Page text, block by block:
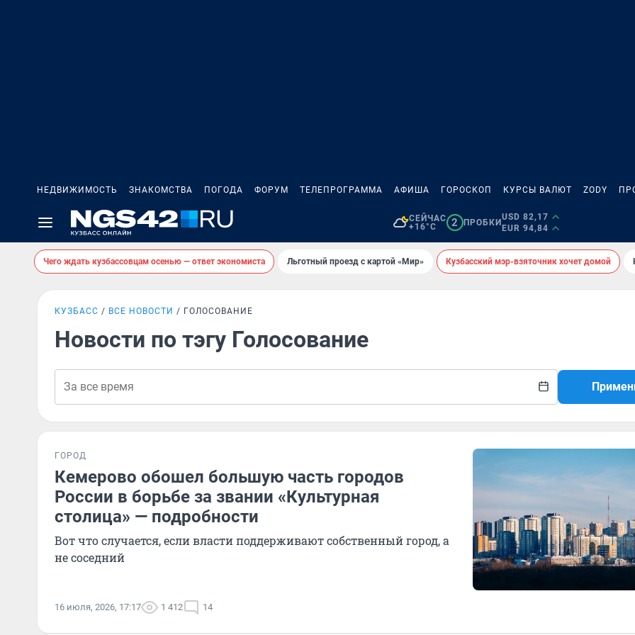
НЕДВИЖИМОСТЬ ЗНАКОМСТВА ПОГОДА ФОРУМ ТЕЛЕПРОГРАММА АФИША ГОРОСКОП КУРСЫ ВАЛЮТ ZODY
СЕЙЧАС
+16°C
2 ПРОБКИ
USD 82,17
EUR 94,84
Чего ждать кузбассовцам осенью — ответ экономиста Льготный проезд с картой «Мир» Кузбасский мэр-взяточник хочет домой
КУЗБАСС ВСЕ НОВОСТИ ГОЛОСОВАНИЕ
Новости по тэгу Голосование
ГОРОД
Кемерово обошел большую часть городов
России в борьбе за звании «Культурная
столица» — подробности
Вот что случается, если власти поддерживают собственный город, а
не соседний
16 июля, 2026, 17:17 1 412 14